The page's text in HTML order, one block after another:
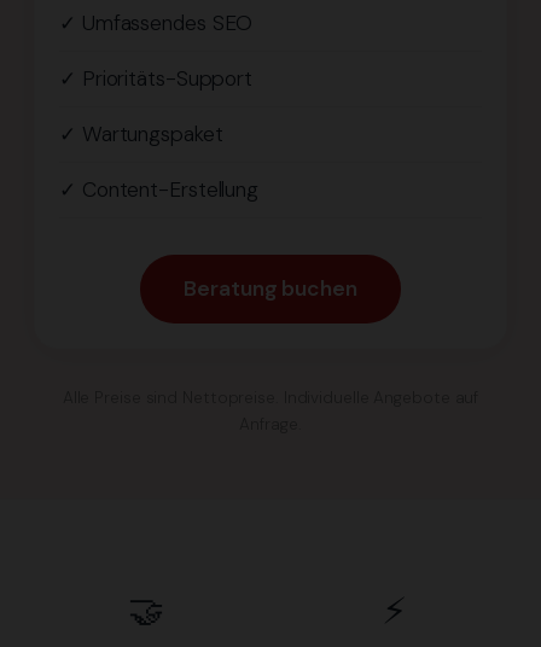
✓ Umfassendes SEO
✓ Prioritäts-Support
✓ Wartungspaket
✓ Content-Erstellung
Beratung buchen
🤝 ⚡